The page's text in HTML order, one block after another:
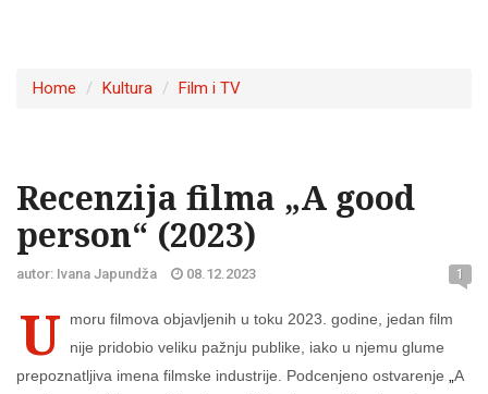
Home Kultura Film i TV
Recenzija filma „A good
person“ (2023)
autor: Ivana Japundža 08.12.2023 1
U
moru filmova objavljenih u toku 2023. godine, jedan film
nije pridobio veliku pažnju publike, iako u njemu glume
prepoznatljiva imena filmske industrije. Podcenjeno ostvarenje
A